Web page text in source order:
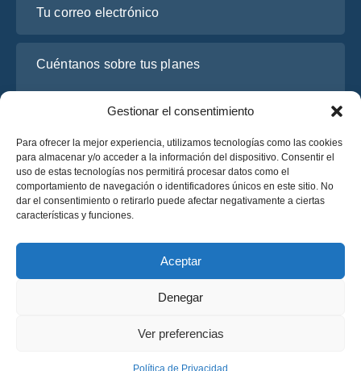
Gestionar el consentimiento
Para ofrecer la mejor experiencia, utilizamos tecnologías como las cookies
para almacenar y/o acceder a la información del dispositivo. Consentir el
uso de estas tecnologías nos permitirá procesar datos como el
comportamiento de navegación o identificadores únicos en este sitio. No
dar el consentimiento o retirarlo puede afectar negativamente a ciertas
características y funciones.
Aceptar
Denegar
Ver preferencias
Política de Privacidad
Política de Privacidad
Términos y Condiciones
He leído y acepto la
Solicite un presupuesto
Solicite un presupuesto